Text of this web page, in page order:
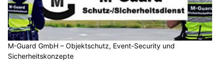
M-Guard GmbH – Objektschutz, Event-Security und
Sicherheitskonzepte